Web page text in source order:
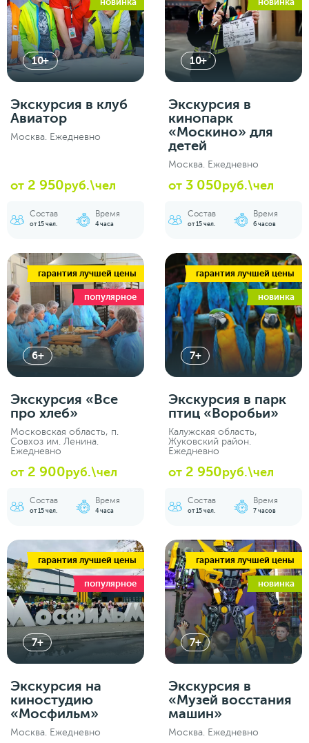
10+
Экскурсия в клуб
Авиатор
Москва. Ежедневно
от 2 950руб.\чел
Состав
от 15 чел.
Время
4 часа
10+
Экскурсия в
кинопарк
«Москино» для
детей
Москва. Ежедневно
от 3 050руб.\чел
Состав
от 15 чел.
Время
6 часов
гарантия лучшей цены
популярное
6+
Экскурсия «‎Все
про хлеб»
Московская область, п.
Совхоз им. Ленина.
Ежедневно
от 2 900руб.\чел
Состав
от 15 чел.
Время
4 часа
гарантия лучшей цены
новинка
7+
Экскурсия в парк
птиц «Воробьи»
Калужская область,
Жуковский район.
Ежедневно
от 2 950руб.\чел
Состав
от 15 чел.
Время
7 часов
гарантия лучшей цены
популярное
7+
Экскурсия на
киностудию
«Мосфильм»
Москва. Ежедневно
гарантия лучшей цены
новинка
7+
Экскурсия в
«Музей восстания
машин»
Москва. Ежедневно